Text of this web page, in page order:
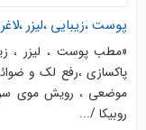
پوست ،‌زیبایی ،‌لیزر
«مطب پوست ، لیزر ،
پاکسازی ،رفع لک و
موضعی ، رویش موی
روبیکا /...